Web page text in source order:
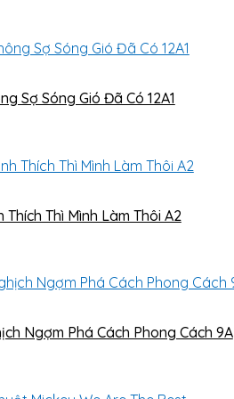
Sợ Sóng Gió Đã Có 12A1
Thì Mình Làm Thôi A2
Ngợm Phá Cách Phong Cách 9A